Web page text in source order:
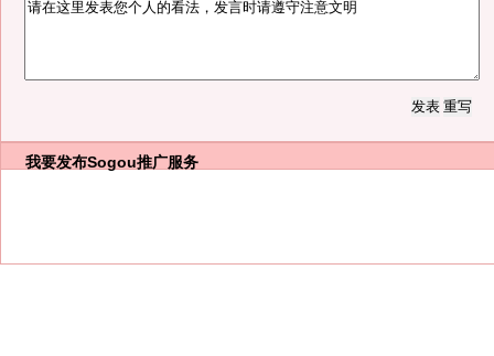
我要发布Sogou推广服务